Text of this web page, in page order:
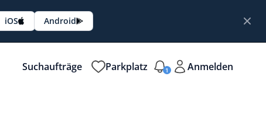
iOS Android
Suchaufträge Parkplatz 1 Anmelden